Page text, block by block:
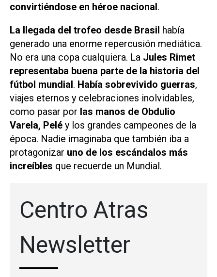
convirtiéndose en héroe nacional.
La llegada del trofeo desde Brasil había
generado una enorme repercusión mediática.
No era una copa cualquiera. La Jules Rimet
representaba buena parte de la historia del
fútbol mundial. Había sobrevivido guerras,
viajes eternos y celebraciones inolvidables,
como pasar por las manos de Obdulio
Varela, Pelé y los grandes campeones de la
época. Nadie imaginaba que también iba a
protagonizar uno de los escándalos más
increíbles que recuerde un Mundial.